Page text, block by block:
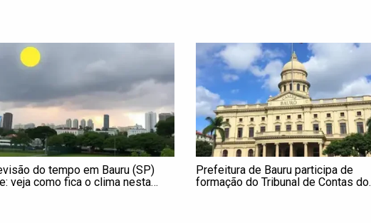
do tempo em Bauru (SP)
veja como fica o clima nesta
Prefeitura de Bauru participa de
formação do Tribunal de Contas do